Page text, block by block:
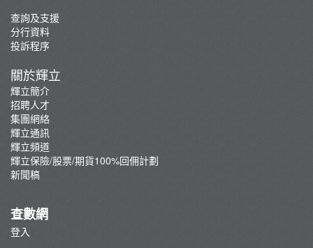
查詢及支援
分行資料
投訴程序
關於輝立
輝立簡介
招聘人才
集團網絡
輝立通訊
輝立頻道
輝立保險/股票/期貨100%回佣計劃
新聞稿
查數網
登入